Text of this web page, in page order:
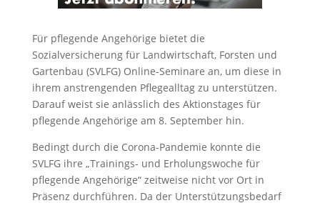
Für pflegende Angehörige bietet die
Sozialversicherung für Landwirtschaft, Forsten und
Gartenbau (SVLFG) Online-Seminare an, um diese in
ihrem anstrengenden Pflegealltag zu unterstützen.
Darauf weist sie anlässlich des Aktionstages für
pflegende Angehörige am 8. September hin.
Bedingt durch die Corona-Pandemie konnte die
SVLFG ihre „Trainings- und Erholungswoche für
pflegende Angehörige“ zeitweise nicht vor Ort in
Präsenz durchführen. Da der Unterstützungsbedarf